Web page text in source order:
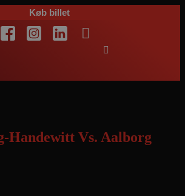
Køb billet
Handewitt Vs. Aalborg